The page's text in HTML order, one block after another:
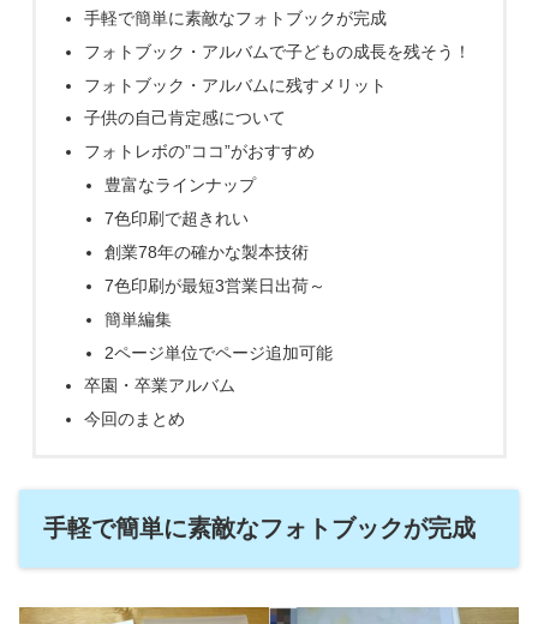
手軽で簡単に素敵なフォトブックが完成
フォトブック・アルバムで子どもの成長を残そう！
フォトブック・アルバムに残すメリット
子供の自己肯定感について
フォトレボの”ココ”がおすすめ
豊富なラインナップ
7色印刷で超きれい
創業78年の確かな製本技術
7色印刷が最短3営業日出荷～
簡単編集
2ページ単位でページ追加可能
卒園・卒業アルバム
今回のまとめ
手軽で簡単に素敵なフォトブックが完成